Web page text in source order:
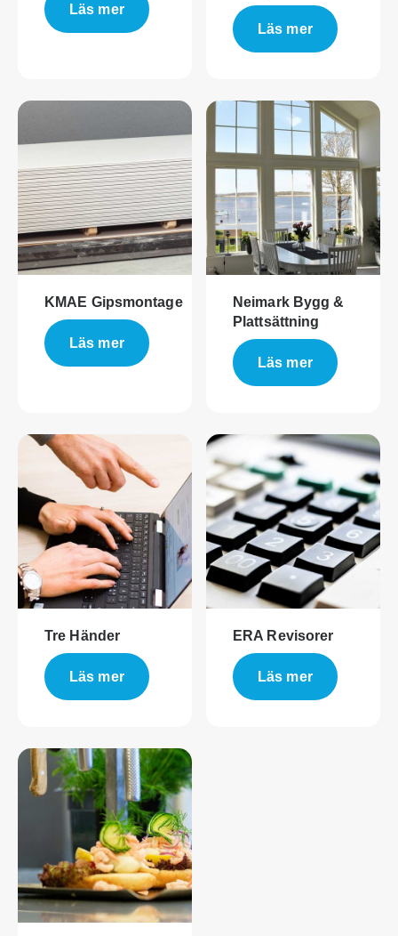
Läs mer
Läs mer
KMAE Gipsmontage
Läs mer
Neimark Bygg &
Plattsättning
Läs mer
Tre Händer
Läs mer
ERA Revisorer
Läs mer